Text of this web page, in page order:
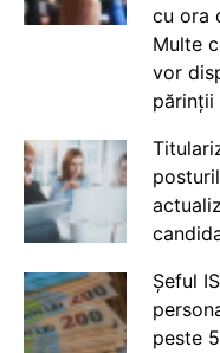
cu ora
Multe
vor
părinții
Șeful
peste